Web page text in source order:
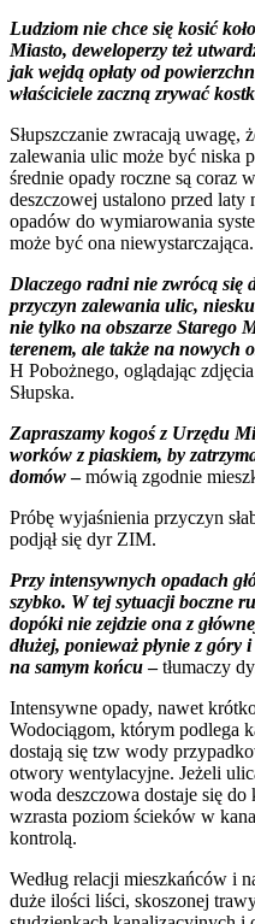
Ludziom nie chce się kosić
Miasto, deweloperzy też
jak wejdą opłaty od
właściciele zaczną zrywać
Słupszczanie zwracają
zalewania ulic może być niska
średnie opady roczne są coraz
deszczowej ustalono przed
opadów do wymiarowania
może być ona niewystarczająca.
Dlaczego radni nie zwrócą się
przyczyn zalewania ulic,
nie tylko na obszarze Starego
terenem, ale także na nowych
H Pobożnego, oglądając
Słupska.
Zapraszamy kogoś z Urzędu
worków z piaskiem, by
domów–mówią zgodnie
Próbę wyjaśnienia przyczyn
podjął się dyr ZIM.
Przy intensywnych opadach
szybko. W tej sytuacji boczne
dopóki nie zejdzie ona z
dłużej, ponieważ płynie z góry
na samym końcu–tłumaczy
Intensywne opady, nawet
Wodociągom, którym podlega
dostają się tzw wody
otwory wentylacyjne. Jeżeli
woda deszczowa dostaje się
wzrasta poziom ścieków w
kontrolą.
Według relacji mieszkańców i
duże ilości liści, skoszonej